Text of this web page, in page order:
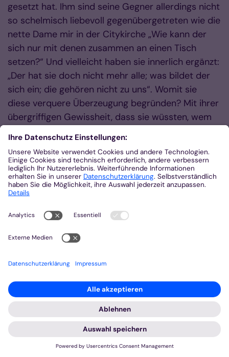
gesetzt hat. Ihm sind seine Gegner allerdings nicht
so schelmisch liebevoll gegenübergetreten wie die
nette Dame mir in der Citykirche „Wie kann der
sich nur mit denen zusammen an einen Tisch
setzen?“ Und vielleicht haben sie innerlich ergänzt:
„Der hat sie doch nicht mehr alle; was bildet der
sich ein; die gehören nicht zu uns“. Womit sie
diese verquere Überzeugung begründen? Mit ihrer
übergriffigen Gewissheit, dass sie wüssten, wem
Frage auf, wem denn Gott wirklich gewogen ist.
Ehrlich gesagt, wer außer Gott selbst könnte das
letztendlich wissen. Es erscheint mir schon wie
eine Gotteslästerung, dass Menschen für sich in
Anspruch nehmen, zu wissen, was Gott will, wen er
liebt und wen nicht. Und trotzdem gibt es schon
wenig zu verstehen. Wo anders könnten sie
da hören wir heute: „Barmherzigkeit will ich, nicht
Opfer“. Erinnern Sie sich noch an ihre erste Heilige
Kommunion? Mir kommt dieser Gedanke, da wir ja
gerade am vergangenen Donnerstag das
Fronleichnamsfest gefeiert haben. Ich erinnere
mich daran, dass mir im Gottesdienst schlecht
wurde und schwindelig; ich hatte Sorge